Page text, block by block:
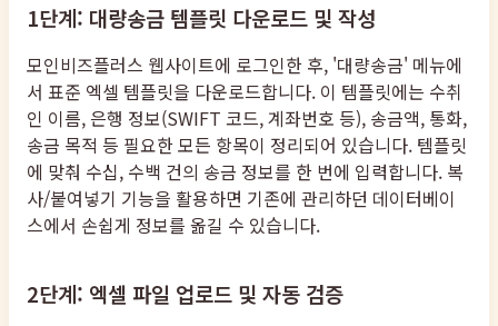
1단계: 대량송금 템플릿 다운로드 및 작성
모인비즈플러스 웹사이트에 로그인한 후, '대량송금' 메뉴에
서 표준 엑셀 템플릿을 다운로드합니다. 이 템플릿에는 수취
인 이름, 은행 정보(SWIFT 코드, 계좌번호 등), 송금액, 통화,
송금 목적 등 필요한 모든 항목이 정리되어 있습니다. 템플릿
에 맞춰 수십, 수백 건의 송금 정보를 한 번에 입력합니다. 복
사/붙여넣기 기능을 활용하면 기존에 관리하던 데이터베이
스에서 손쉽게 정보를 옮길 수 있습니다.
2단계: 엑셀 파일 업로드 및 자동 검증